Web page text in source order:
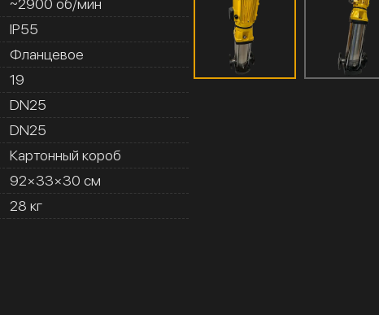
~2900 об/мин
IP55
Фланцевое
19
DN25
DN25
Картонный короб
92×33×30 см
28 кг